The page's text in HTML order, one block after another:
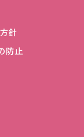
針
防止